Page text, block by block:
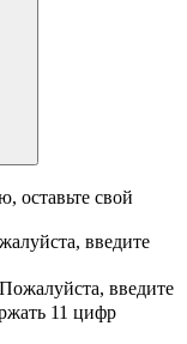
оставьте свой
введите
Пожалуйста, введите
11 цифр